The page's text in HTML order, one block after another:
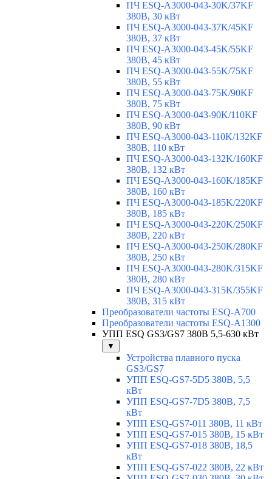
ПЧ ESQ-A3000-043-30K/37KF
380В, 30 кВт
ПЧ ESQ-A3000-043-37K/45KF
380В, 37 кВт
ПЧ ESQ-A3000-043-45K/55KF
380В, 45 кВт
ПЧ ESQ-A3000-043-55K/75KF
380В, 55 кВт
ПЧ ESQ-A3000-043-75K/90KF
380В, 75 кВт
ПЧ ESQ-A3000-043-90K/110KF
380В, 90 кВт
ПЧ ESQ-A3000-043-110K/132KF
380В, 110 кВт
ПЧ ESQ-A3000-043-132K/160KF
380В, 132 кВт
ПЧ ESQ-A3000-043-160K/185KF
380В, 160 кВт
ПЧ ESQ-A3000-043-185K/220KF
380В, 185 кВт
ПЧ ESQ-A3000-043-220K/250KF
380В, 220 кВт
ПЧ ESQ-A3000-043-250K/280KF
380В, 250 кВт
ПЧ ESQ-A3000-043-280K/315KF
380В, 280 кВт
ПЧ ESQ-A3000-043-315K/355KF
380В, 315 кВт
Преобразователи частоты ESQ-A700
Преобразователи частоты ESQ-A1300
УПП ESQ GS3/GS7 380В 5,5-630 кВт
▼
Устройства плавного пуска
GS3/GS7
УПП ESQ-GS7-5D5 380В, 5,5
кВт
УПП ESQ-GS7-7D5 380В, 7,5
кВт
УПП ESQ-GS7-011 380В, 11 кВт
УПП ESQ-GS7-015 380В, 15 кВт
УПП ESQ-GS7-018 380В, 18,5
кВт
УПП ESQ-GS7-022 380В, 22 кВт